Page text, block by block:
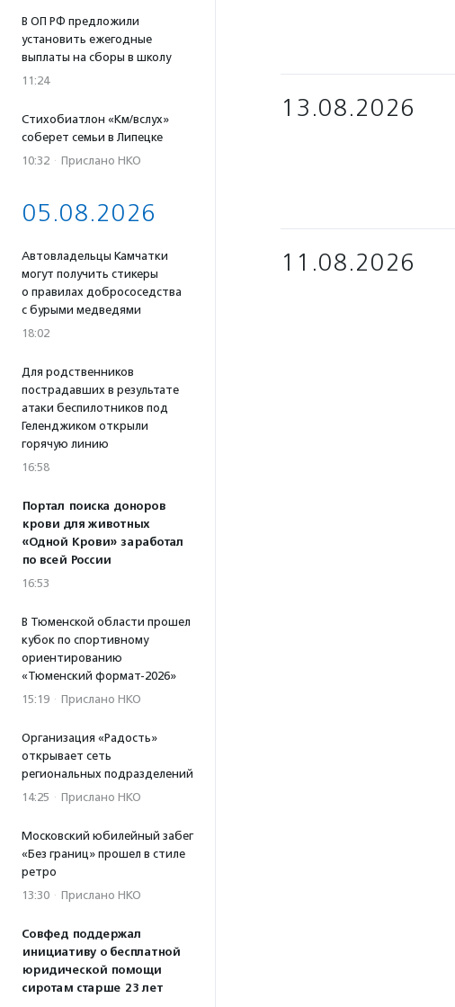
В ОП РФ предложили
установить ежегодные
выплаты на сборы в школу
11:24
Стихобиатлон «Км/вслух»
соберет семьи в Липецке
10:32 · Прислано НКО
05.08.2026
Автовладельцы Камчатки
могут получить стикеры
о правилах добрососедства
с бурыми медведями
18:02
Для родственников
пострадавших в результате
атаки беспилотников под
Геленджиком открыли
горячую линию
16:58
Портал поиска доноров
крови для животных
«Одной Крови» заработал
по всей России
16:53
В Тюменской области прошел
кубок по спортивному
ориентированию
«Тюменский формат-2026»
15:19 · Прислано НКО
Организация «Радость»
открывает сеть
региональных подразделений
14:25 · Прислано НКО
Московский юбилейный забег
«Без границ» прошел в стиле
ретро
13:30 · Прислано НКО
Совфед поддержал
инициативу о бесплатной
юридической помощи
сиротам старше 23 лет
13.08.2026
11.08.2026